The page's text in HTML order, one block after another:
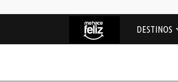
MeDESTINOS